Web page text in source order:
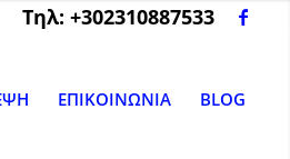
Tηλ: +302310887533
ΕΠΙΚΟΙΝΩΝΙΑ BLOG